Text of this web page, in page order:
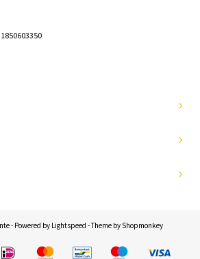
- Powered by Lightspeed - Theme by Shopmonkey